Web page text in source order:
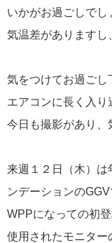
いかがお過ごしでし
気温差がありますし
気をつけてお過ごし
エアコンに長く入り
今日も撮影があり、
来週１２日（木）は
ンデーションの
WPPになっての初
使用されたモニター